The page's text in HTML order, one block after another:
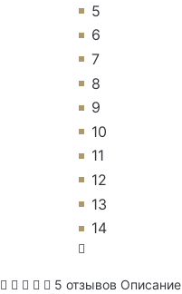
5
6
7
8
9
10
11
12
13
14
5 отзывов Описание